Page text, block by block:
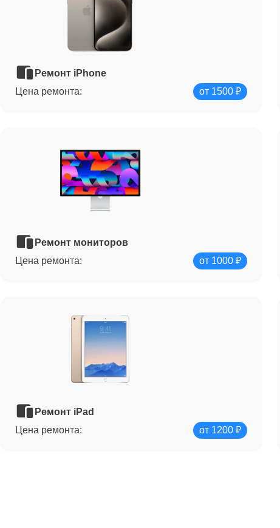
Ремонт iPhone
Цена ремонта:
от 1500 ₽
Ремонт мониторов
Цена ремонта:
от 1000 ₽
Ремонт iPad
Цена ремонта:
от 1200 ₽